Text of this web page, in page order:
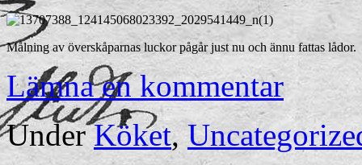
Målning av överskåparnas luckor pågår just nu och ännu fattas lådor.
Lämna en kommentar
UnderKöket,